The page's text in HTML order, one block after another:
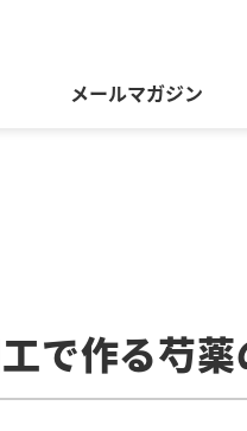
メールマガジン
工で作る芍